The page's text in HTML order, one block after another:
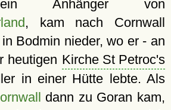
Anhänger von
, kam nach Cornwall
Bodmin nieder, wo er - an
heutigen Kirche St Petroc's
in einer Hütte lebte. Als
dann zu Goran kam,